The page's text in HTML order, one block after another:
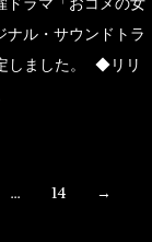
ナル・サウンドトラ
しました。 ◆リリ
… 14 →